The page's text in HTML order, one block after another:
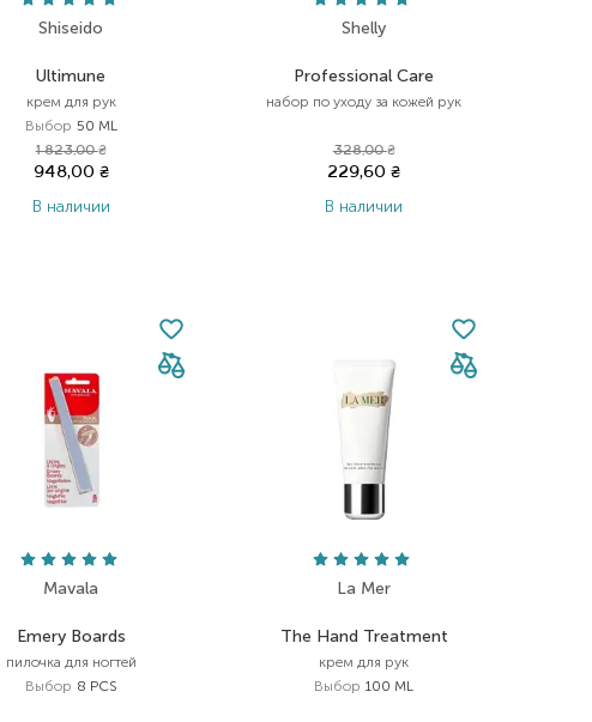
Shiseido
Ultimune
крем для рук
Выбор 50 ML
1 823,00₴
948,00 ₴
В наличии
Shelly
Professional Care
набор по уходу за кожей рук
328,00₴
229,60₴
В наличии
Mavala
Emery Boards
пилочка для ногтей
Выбор 8 PCS
La Mer
The Hand Treatment
крем для рук
Выбор 100 ML